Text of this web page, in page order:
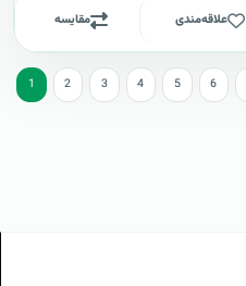
علاقه‌مندی مقایسه
1 2 3 4 5 6